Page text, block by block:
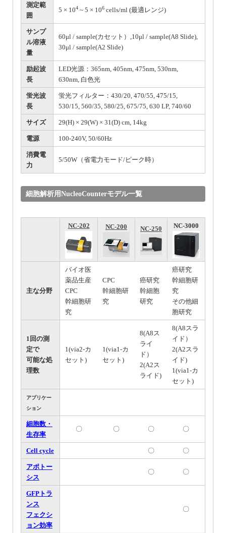
測定範
囲
5 × 104 ~ 5 × 106 cells/ml (最適レンジ)
サンプ
ル溶液
量
60μl / sample(カセット）,10μl / sample(A8 Slide),
30μl / sample(A2 Slide)
励起波
長
LED光源：365nm, 405nm, 475nm, 530nm,
630nm, 白色光
蛍光波
長
蛍光フィルター：430/20, 470/55, 475/15,
530/15, 560/35, 580/25, 675/75, 630 LP, 740/60
サイズ 29(H) × 29(W) × 31(D) cm, 14kg
電源 100-240V, 50/60Hz
消費電
力
5/50W（省電力モード/ピーク時）
細胞解析用NucleoCounterモデル一覧
NC-202 NC-200 NC-250 NC-3000
主な分野
バイオ医
薬品生産
CPC
幹細胞研
究
CPC
幹細胞研
究
癌研究
幹細胞
研究
癌研究
幹細胞研
究
その他細
胞研究
1回の測
定で
可能な処
理数
1(via2-カ
セット)
1(via1-カ
セット)
8(A8ス
ライ
ド）
2(A2ス
ライド)
8(A8スラ
イド）
2(A2スラ
イド)
1(via1-カ
セット)
アプリケー
ション
細胞数・
生存率
〇 〇 〇 〇
Cell cycle 〇 〇
アポトー
シス
〇 〇
GFPトラ
ンス
フェクシ
ョン効率
〇